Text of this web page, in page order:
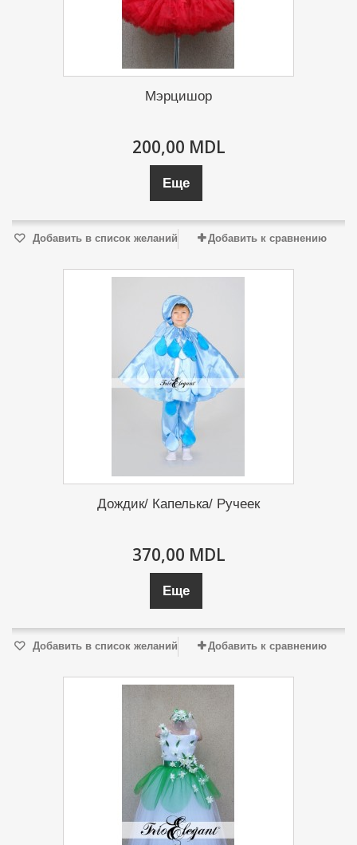
Мэрцишор
200,00 MDL
Еще
Добавить в список желаний Добавить к сравнению
Дождик/ Капелька/ Ручеек
370,00 MDL
Еще
Добавить в список желаний Добавить к сравнению